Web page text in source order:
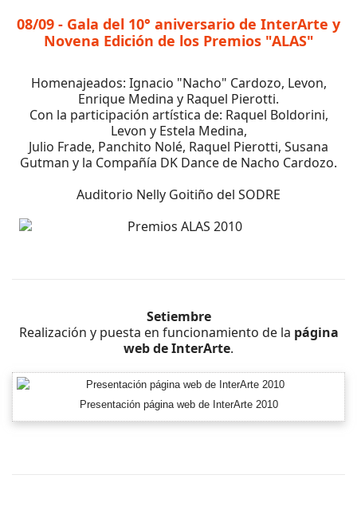
08/09 - Gala del 10° aniversario de InterArte y
Novena Edición de los Premios "ALAS"
Homenajeados: Ignacio "Nacho" Cardozo, Levon,
Enrique Medina y Raquel Pierotti.
Con la participación artística de: Raquel Boldorini,
Levon y Estela Medina,
Julio Frade, Panchito Nolé, Raquel Pierotti, Susana
Gutman y la Compañía DK Dance de Nacho Cardozo.
Auditorio Nelly Goitiño del SODRE
Setiembre
Realización y puesta en funcionamiento de la página
web de InterArte.
Presentación página web de InterArte 2010